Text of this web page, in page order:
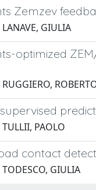
Zemzev
GIULIA
optimized
PAOLO
contact
GIULIA